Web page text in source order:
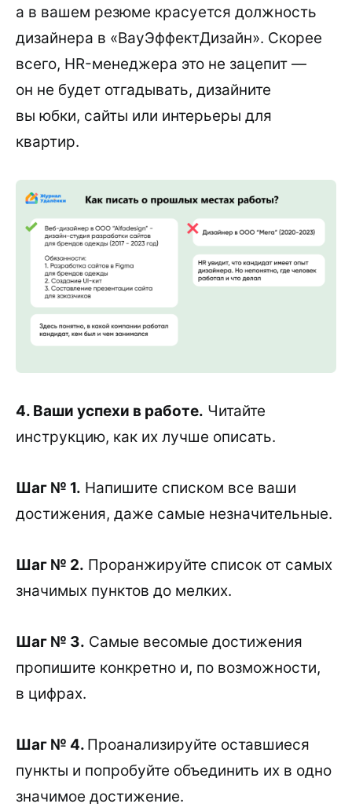
а в вашем резюме красуется должность
дизайнера в «ВауЭффектДизайн». Скорее
всего, HR-менеджера это не зацепит —
он не будет отгадывать, дизайните
вы юбки, сайты или интерьеры для
квартир.
4. Ваши успехи в работе. Читайте
инструкцию, как их лучше описать.
Шаг № 1. Напишите списком все ваши
достижения, даже самые незначительные.
Шаг № 2. Проранжируйте список от самых
значимых пунктов до мелких.
Шаг № 3. Самые весомые достижения
пропишите конкретно и, по возможности,
в цифрах.
Шаг № 4. Проанализируйте оставшиеся
пункты и попробуйте объединить их в одно
значимое достижение.